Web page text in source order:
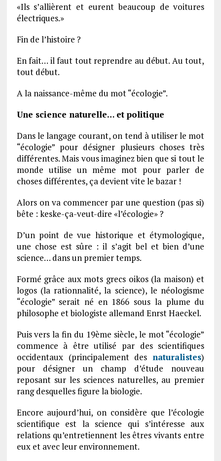
«Ils s’allièrent et eurent beaucoup de voitures
électriques.»
Fin de l’histoire ?
En fait… il faut tout reprendre au début. Au tout,
tout début.
A la naissance-même du mot “écologie”.
Une science naturelle… et politique
Dans le langage courant, on tend à utiliser le mot
“écologie” pour désigner plusieurs choses très
différentes. Mais vous imaginez bien que si tout le
monde utilise un même mot pour parler de
choses différentes, ça devient vite le bazar !
Alors on va commencer par une question (pas si)
bête : keske-ça-veut-dire «l’écologie» ?
D’un point de vue historique et étymologique,
une chose est sûre : il s’agit bel et bien d’une
science… dans un premier temps.
Formé grâce aux mots grecs oikos (la maison) et
logos (la rationnalité, la science), le néologisme
“écologie” serait né en 1866 sous la plume du
philosophe et biologiste allemand Enrst Haeckel.
Puis vers la fin du 19ème siècle, le mot “écologie”
commence à être utilisé par des scientifiques
occidentaux (principalement des naturalistes)
pour désigner un champ d’étude nouveau
reposant sur les sciences naturelles, au premier
rang desquelles figure la biologie.
Encore aujourd’hui, on considère que l’écologie
scientifique est la science qui s’intéresse aux
relations qu’entretiennent les êtres vivants entre
eux et avec leur environnement.